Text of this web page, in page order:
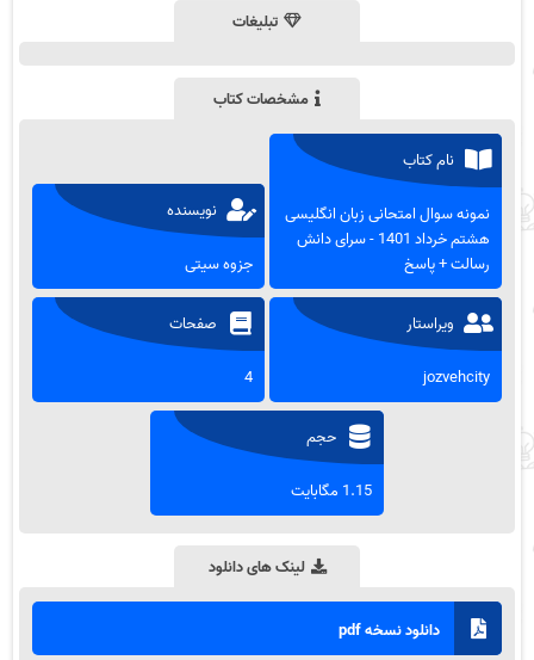
تبلیغات
مشخصات کتاب
نام کتاب
نمونه سوال امتحانی زبان انگلیسی
هشتم خرداد 1401 - سرای دانش
رسالت + پاسخ
نویسنده
جزوه سیتی
ویراستار
jozvehcity
صفحات
4
حجم
1.15 مگابایت
لینک های دانلود
دانلود نسخه pdf